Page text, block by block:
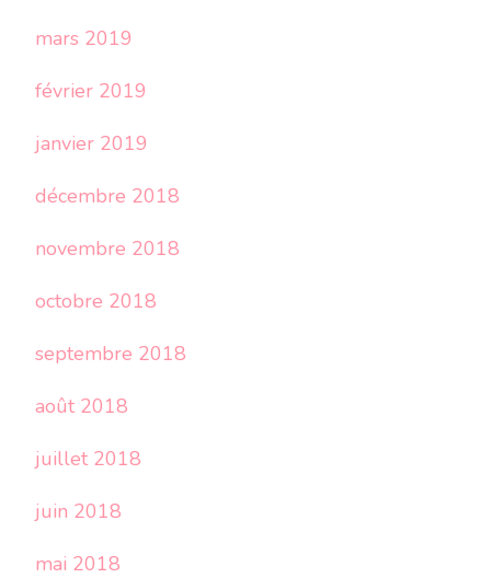
mars 2019
février 2019
janvier 2019
décembre 2018
novembre 2018
octobre 2018
septembre 2018
août 2018
juillet 2018
juin 2018
mai 2018